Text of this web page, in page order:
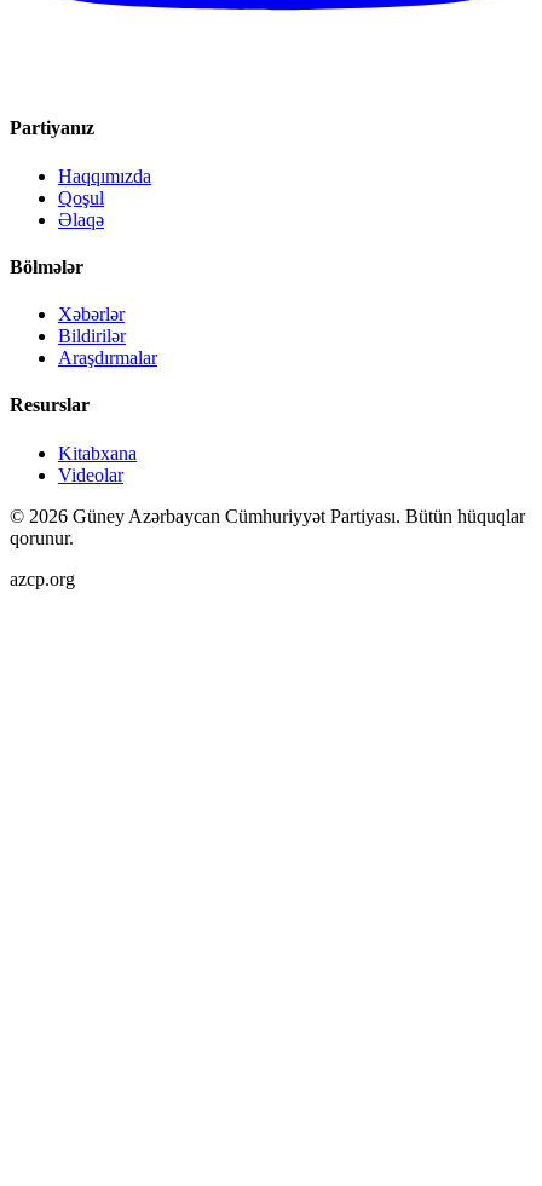
Partiyanız
Haqqımızda
Qoşul
Əlaqə
Bölmələr
Xəbərlər
Bildirilər
Araşdırmalar
Resurslar
Kitabxana
Videolar
© 2026 Güney Azərbaycan Cümhuriyyət Partiyası. Bütün hüquqlar
qorunur.
azcp.org